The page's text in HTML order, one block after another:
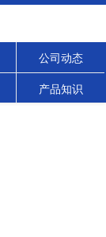
公司动态
产品知识